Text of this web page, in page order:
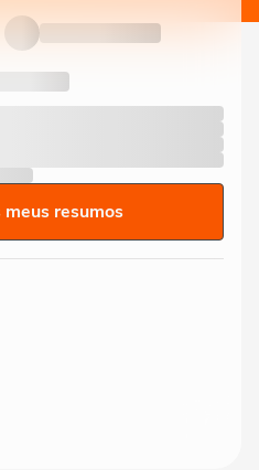
demonstração de Halo:
Evolved
resumos